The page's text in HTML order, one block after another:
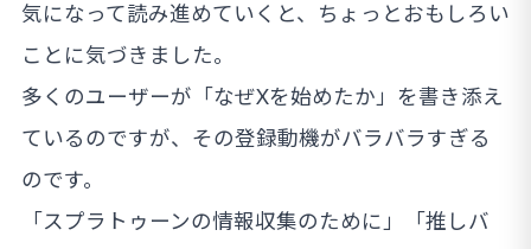
気になって読み進めていくと、ちょっとおもしろい
ことに気づきました。
多くのユーザーが「なぜXを始めたか」を書き添え
ているのですが、その登録動機がバラバラすぎる
のです。
「スプラトゥーンの情報収集のために」「推しバ